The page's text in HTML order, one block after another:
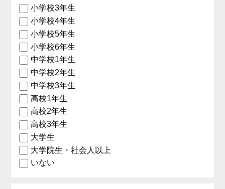
小学校3年生
小学校4年生
小学校5年生
小学校6年生
中学校1年生
中学校2年生
中学校3年生
高校1年生
高校2年生
高校3年生
大学生
大学院生・社会人以上
いない